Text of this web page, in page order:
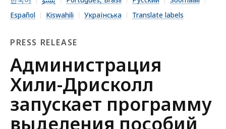
Español
Kiswahili Українська Translate labels
PRESS RELEASE
Press
Release
Администрация
Хили-Дрисколл
запускает программу
выделения пособий